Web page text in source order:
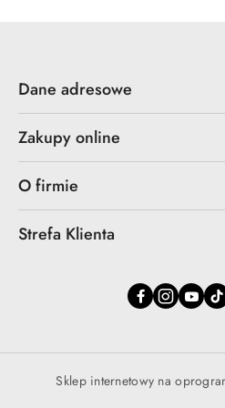
Dane adresowe
Zakupy online
O firmie
Strefa Klienta
Sklep internetowy na